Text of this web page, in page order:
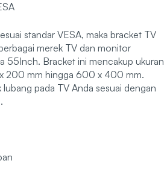
standar VESA, maka bracket TV
merek TV dan monitor
55Inch. Bracket ini mencakup ukuran
200 mm hingga 600 x 400 mm.
lubang pada TV Anda sesuai dengan